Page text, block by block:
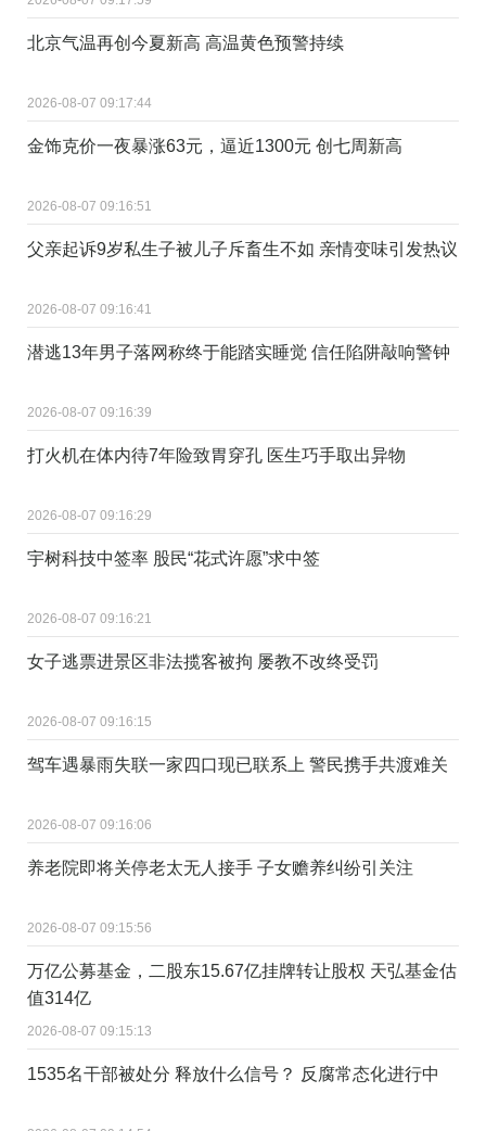
北京气温再创今夏新高 高温黄色预警持续
2026-08-07 09:17:44
金饰克价一夜暴涨63元，逼近1300元 创七周新高
2026-08-07 09:16:51
父亲起诉9岁私生子被儿子斥畜生不如 亲情变味引发热议
2026-08-07 09:16:41
潜逃13年男子落网称终于能踏实睡觉 信任陷阱敲响警钟
2026-08-07 09:16:39
打火机在体内待7年险致胃穿孔 医生巧手取出异物
2026-08-07 09:16:29
宇树科技中签率 股民“花式许愿”求中签
2026-08-07 09:16:21
女子逃票进景区非法揽客被拘 屡教不改终受罚
2026-08-07 09:16:15
驾车遇暴雨失联一家四口现已联系上 警民携手共渡难关
2026-08-07 09:16:06
养老院即将关停老太无人接手 子女赡养纠纷引关注
2026-08-07 09:15:56
万亿公募基金，二股东15.67亿挂牌转让股权 天弘基金估
值314亿
2026-08-07 09:15:13
1535名干部被处分 释放什么信号？ 反腐常态化进行中